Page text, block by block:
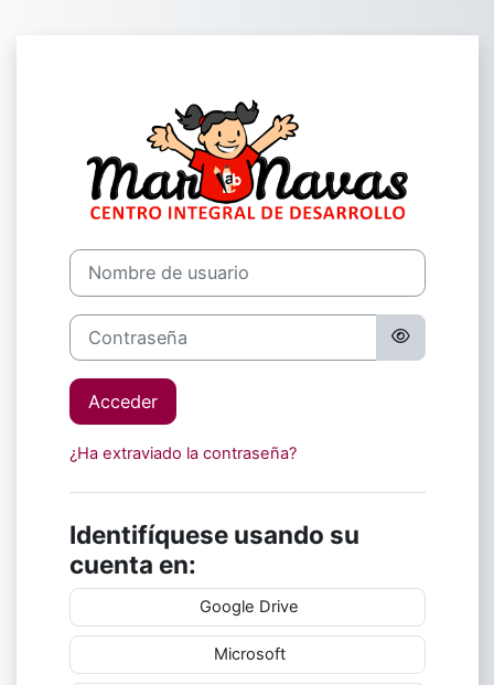
Entrar a
Saltar a creación de una nueva cuenta
Nombre de usuario
Contraseña
Acceder
¿Ha extraviado la contraseña?
Identifíquese usando su
cuenta en:
Google Drive
Microsoft